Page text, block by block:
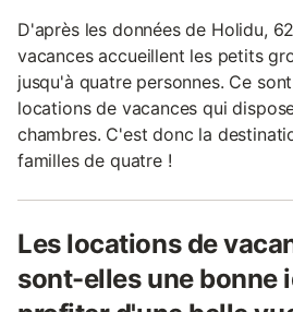
D'après les données de Holidu,
vacances accueillent les petits
jusqu'à quatre personnes. Ce
locations de vacances qui
chambres. C'est donc la
familles de quatre !
Les locations de
sont-elles une bonne